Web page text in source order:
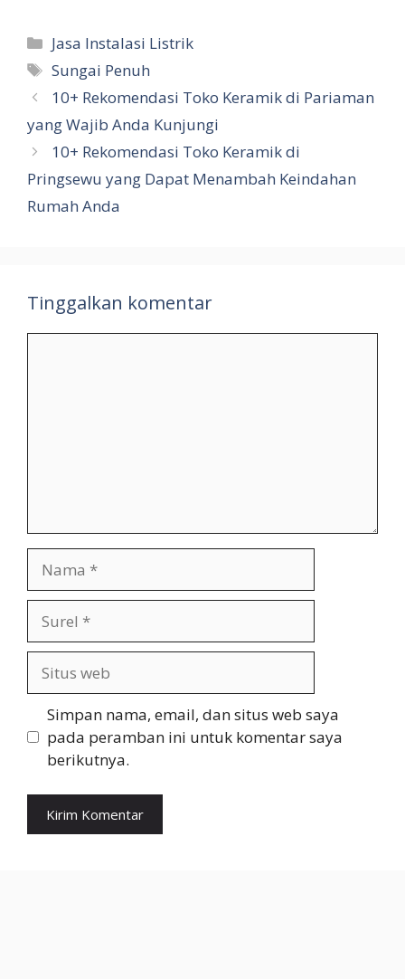
Kategori
Jasa Instalasi Listrik
Tag
Sungai Penuh
10+ Rekomendasi Toko Keramik di Pariaman
yang Wajib Anda Kunjungi
10+ Rekomendasi Toko Keramik di
Pringsewu yang Dapat Menambah Keindahan
Rumah Anda
Tinggalkan komentar
web
Simpan nama, email, dan situs web saya
pada peramban ini untuk komentar saya
berikutnya.